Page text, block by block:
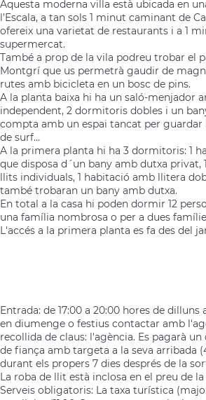
Aquesta moderna villa està ubicada en
l’Escala, a tan sols 1 minut caminant de
ofereix una varietat de restaurants i a 1
supermercat.
També a prop de la vila podreu trobar el
Montgrí que us permetrà gaudir de
rutes amb bicicleta en un bosc de pins.
A la planta baixa hi ha un saló-menjador
independent, 2 dormitoris dobles i un
compta amb un espai tancat per guardar
de surf…
A la primera planta hi ha 3 dormitoris: 1
que disposa d´un bany amb dutxa privat,
llits individuals, 1 habitació amb llitera
també trobaran un bany amb dutxa.
En total a la casa hi poden dormir 12
una família nombrosa o per a dues
L'accés a la primera planta es fa des del
Entrada: de 17:00 a 20:00 hores de dilluns
en diumenge o festius contactar amb
recollida de claus: l'agència. Es pagarà
de fiança amb targeta a la seva arribada
durant els propers 7 dies després de la
La roba de llit està inclosa en el preu de
Serveis obligatoris: La taxa turística